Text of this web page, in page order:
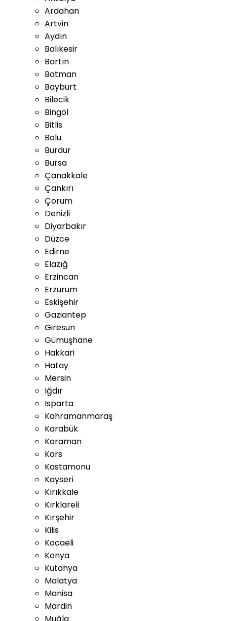
Ardahan
Artvin
Aydın
Balıkesir
Bartın
Batman
Bayburt
Bilecik
Bingöl
Bitlis
Bolu
Burdur
Bursa
Çanakkale
Çankırı
Çorum
Denizli
Diyarbakır
Düzce
Edirne
Elazığ
Erzincan
Erzurum
Eskişehir
Gaziantep
Giresun
Gümüşhane
Hakkari
Hatay
Mersin
Iğdır
Isparta
Kahramanmaraş
Karabük
Karaman
Kars
Kastamonu
Kayseri
Kırıkkale
Kırklareli
Kırşehir
Kilis
Kocaeli
Konya
Kütahya
Malatya
Manisa
Mardin